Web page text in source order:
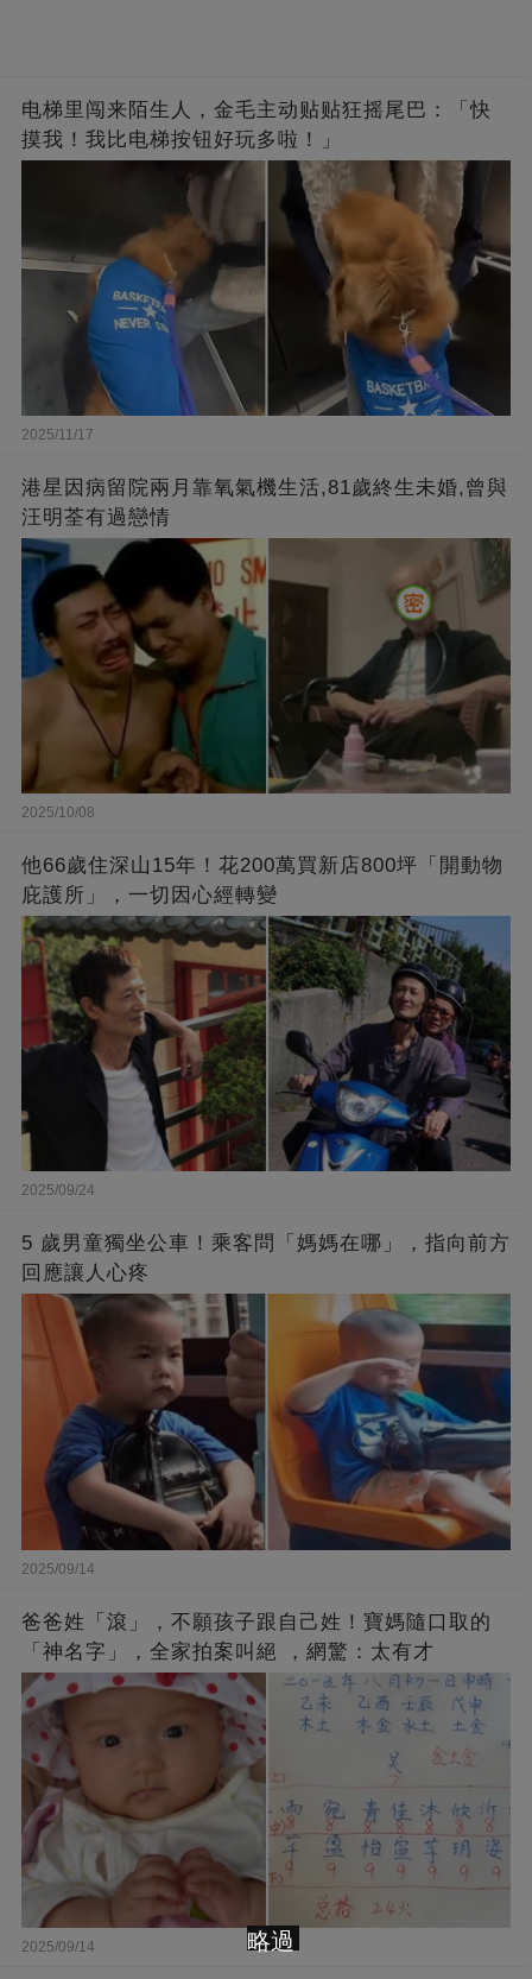
电梯里闯来陌生人，金毛主动贴贴狂摇尾巴：「快
摸我！我比电梯按钮好玩多啦！」
2025/11/17
港星因病留院兩月靠氧氣機生活,81歲終生未婚,曾與
汪明荃有過戀情
2025/10/08
他66歲住深山15年！花200萬買新店800坪「開動物
庇護所」，一切因心經轉變
2025/09/24
5 歲男童獨坐公車！乘客問「媽媽在哪」，指向前方
回應讓人心疼
2025/09/14
爸爸姓「滾」，不願孩子跟自己姓！寶媽隨口取的
「神名字」，全家拍案叫絕 ，網驚：太有才
2025/09/14 略過